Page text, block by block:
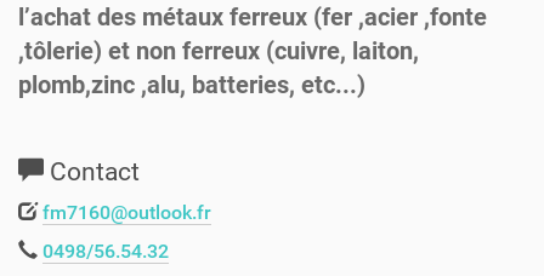
l’achat des métaux ferreux (fer ,acier ,fonte
,tôlerie) et non ferreux (cuivre, laiton,
plomb,zinc ,alu, batteries, etc...)
Contact
fm7160@outlook.fr
0498/56.54.32